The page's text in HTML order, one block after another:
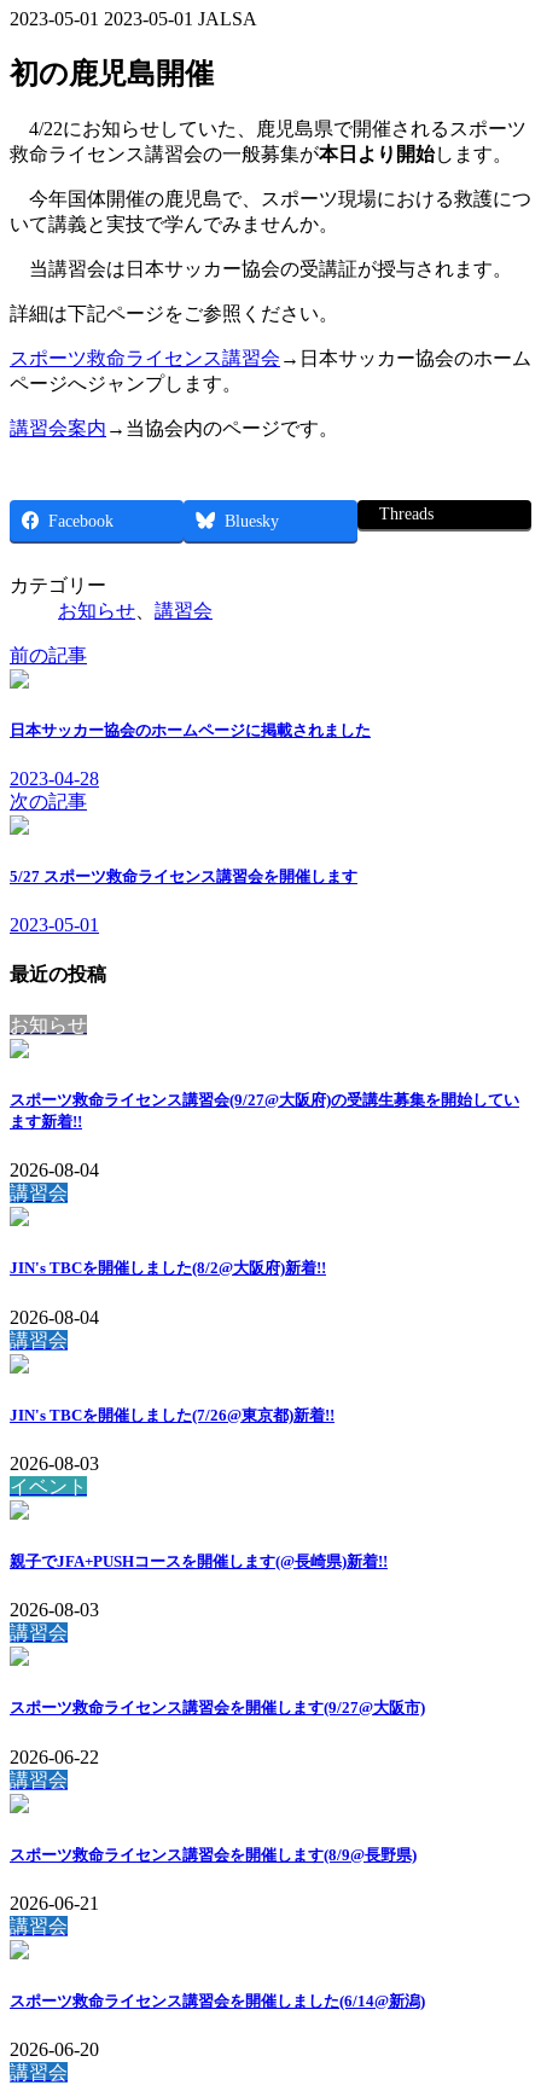
2023-05-01 最
更
日
時
:
2023-05-01 JALSA
初の鹿児島開催
4/22にお知らせしていた、鹿児島県で開催されるスポーツ
救命ライセンス講習会の一般募集が本日より開始します。
今年国体開催の鹿児島で、スポーツ現場における救護につ
いて講義と実技で学んでみませんか。
当講習会は日本サッカー協会の受講証が授与されます。
詳細は下記ページをご参照ください。
スポーツ救命ライセンス講習会 →日本サッカー協会のホーム
ページへジャンプします。
講習会案内 →当協会内のページです。
Facebook Bluesky Threads
カテゴリー
お知らせ
講習会
前の記事
日本サッカー協会のホームページに掲載されました
2023-04-28
次の記事
5/27 スポーツ救命ライセンス講習会を開催します
2023-05-01
最近の投稿
お知らせ
スポーツ救命ライセンス講習会(9/27@大阪府)の受講生募集を開始してい
ます新着!!
2026-08-04
講習会
JIN's TBCを開催しました(8/2@大阪府)新着!!
2026-08-04
講習会
JIN's TBCを開催しました(7/26@東京都)新着!!
2026-08-03
イベント
親子でJFA+PUSHコースを開催します(@長崎県)新着!!
2026-08-03
講習会
スポーツ救命ライセンス講習会を開催します(9/27@大阪市)
2026-06-22
講習会
スポーツ救命ライセンス講習会を開催します(8/9@長野県)
2026-06-21
講習会
スポーツ救命ライセンス講習会を開催しました(6/14@新潟)
2026-06-20
講習会